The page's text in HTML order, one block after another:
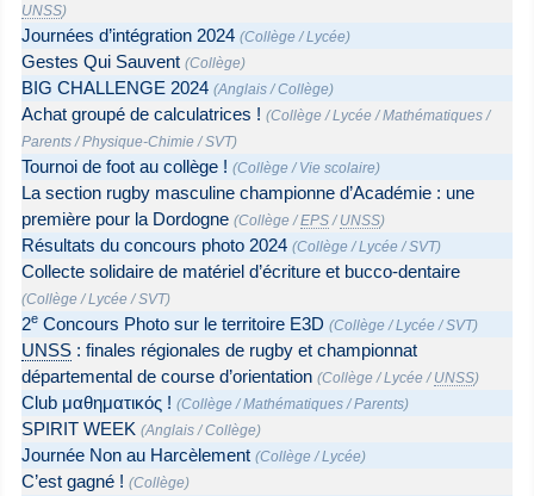
UNSS)
Journées d’intégration 2024 (Collège /Lycée)
Gestes Qui Sauvent (Collège)
BIG CHALLENGE 2024 (Anglais /Collège)
Achat groupé de calculatrices ! (Collège /Lycée /Mathématiques /
Parents /Physique-Chimie /SVT)
Tournoi de foot au collège ! (Collège / Vie scolaire)
La section rugby masculine championne d’Académie : une
première pour la Dordogne (Collège /EPS / UNSS)
Résultats du concours photo 2024 (Collège /Lycée /SVT)
Collecte solidaire de matériel d’écriture et bucco-dentaire
(Collège /Lycée /SVT)
2e Concours Photo sur le territoire E3D (Collège /Lycée /SVT)
UNSS : finales régionales de rugby et championnat
départemental de course d’orientation (Collège /Lycée / UNSS)
Club μαθηματικός ! (Collège /Mathématiques /Parents)
SPIRIT WEEK (Anglais /Collège)
Journée Non au Harcèlement (Collège /Lycée)
C’est gagné ! (Collège)